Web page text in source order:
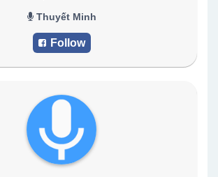
Thuyết Minh
Follow